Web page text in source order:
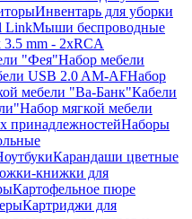
Инвентарь для уборки
LinkМыши беспроводные
3.5 mm - 2xRCA
"Фея"Набор мебели
USB 2.0 AM-AFНабор
мебели "Ва-Банк"Кабели
Набор мягкой мебели
принадлежностейНаборы
Карандаши цветные
книжки для
Картофельное пюре
Картриджи для